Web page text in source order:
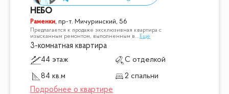
НЕБО
Раменки,пр-т. Мичуринский, 56
Предлагается к продаже эксклюзивная квартира с
изысканным ремонтом, выполненным в... Ещё
3-комнатная квартира
44 этаж
С отделкой
84 кв.м
2 спальни